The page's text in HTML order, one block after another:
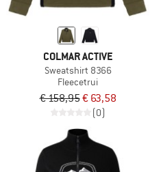
COLMAR ACTIVE
Sweatshirt 8366
Fleecetrui
€ 158,95€ 63,58
(0)